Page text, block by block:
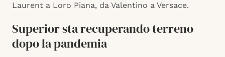
Laurent a Loro Piana, da Valentino a Versace.
Superior sta recuperando terreno
dopo la pandemia